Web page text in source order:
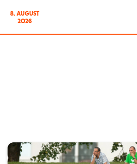
8. AUGUST
2026